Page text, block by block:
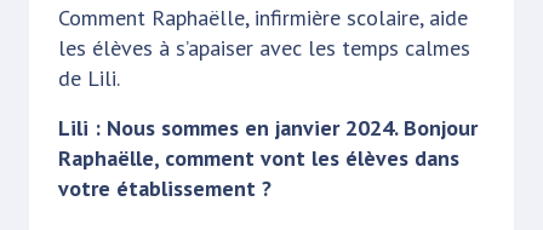
Comment Raphaëlle, infirmière scolaire, aide
les élèves à s’apaiser avec les temps calmes
de Lili.
Lili : Nous sommes en janvier 2024. Bonjour
Raphaëlle, comment vont les élèves dans
votre établissement ?